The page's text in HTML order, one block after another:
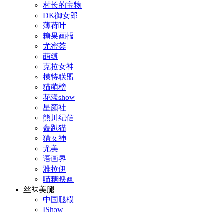
村长的宝物
DK御女郎
薄荷叶
糖果画报
尤蜜荟
萌缚
克拉女神
模特联盟
猫萌榜
花漾show
星颜社
熊川纪信
轰趴猫
猎女神
尤美
语画界
雅拉伊
喵糖映画
丝袜美腿
中国腿模
IShow